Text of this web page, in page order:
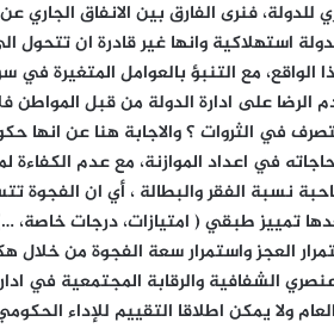
استهلاكية وانها غير قادرة ان
مع التنبؤ بالعوامل المتغيرة
الرضا على ادارة الدولة من قبل
في الثروات ؟ والاجابة هنا عن
في اعداد الموازنة، مع عدم
نسبة الفقر والبطالة ، أي ان
تمييز طبقي ( امتيازات، درجات خاصة،
العجز واستمرار سعة الفجوة من خلال
الشفافية والرقابة المجتمعية في
ولا يمكن اطلاقا التقييم للإداء